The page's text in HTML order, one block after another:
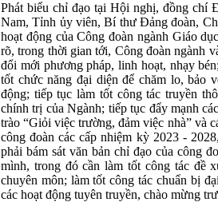
Phát biểu chỉ đạo tại Hội nghị, đồng
Nam, Tỉnh ủy viên, Bí thư Đảng đoàn,
hoạt động của Công đoàn ngành Giáo
rõ, trong thời gian tới, Công đoàn ngành
đổi mới phương pháp, linh hoạt, nhạy
tốt chức năng đại diện để chăm lo, bảo
động; tiếp tục làm tốt công tác truyền
chính trị của Ngành; tiếp tục đẩy mạnh
trào “Giỏi việc trường, đảm việc nhà” và
công đoàn các cấp nhiệm kỳ 2023 -
phải bám sát văn bản chỉ đạo của công
mình, trong đó cần làm tốt công tác đề
chuyên môn; làm tốt công tác chuẩn bị
các hoạt động tuyên truyền, chào mừng